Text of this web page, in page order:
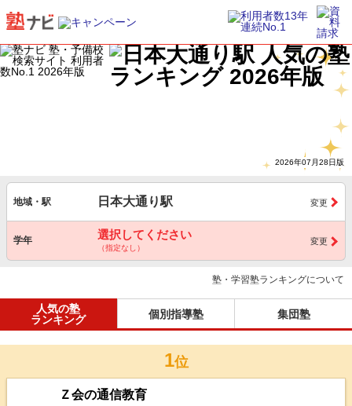
2026年07月28日版
地域・駅 日本大通り駅 変更
学年 選択してください
（指定なし）
変更
塾・学習塾ランキングについて
人気の塾
ランキング
個別指導塾 集団塾
1位
Ｚ会の通信教育